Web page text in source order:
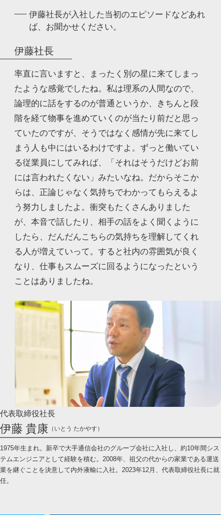
伊藤社長が入社した当初のエピソードなどあれ
ば、 お聞かせください。
伊藤社長
率直に言いますと、まったく別の星に来てしまっ
たような感覚でしたね。私は理系の人間なので、
論理的に話をするのが普通というか、きちんと段
階を経て物事を進めていくのが当たり前だと思っ
ていたのですが、そうではなく感情が先に来てし
まう人も中にはいるわけですよ。ずっと働いてい
る従業員にしてみれば、「それはそうだけどお前
には言われたくない」みたいなね。だからそこか
らは、正論じゃなく気持ちでわかってもらえるよ
う努力しましたよ。衝突もたくさんありました
が、本音で話したり、相手の話をよく聞くように
したら、だんだんこちらの気持ちを理解してくれ
る人が増えていって。すると社内の雰囲気が良く
なり、仕事もスムーズに回るようになったという
ことはありましたね。
代表取締役社長
伊藤 貴康 （いとう たかやす）
1975年生まれ。新卒で大手通信会社のグループ会社に入社し、約10年間シス
テムエンジニアとして経験を積む。2008年、祖父の代からの家業である運送
業を継ぐことを決意して内外液輸に入社。2023年12月、代表取締役社長に就
任。